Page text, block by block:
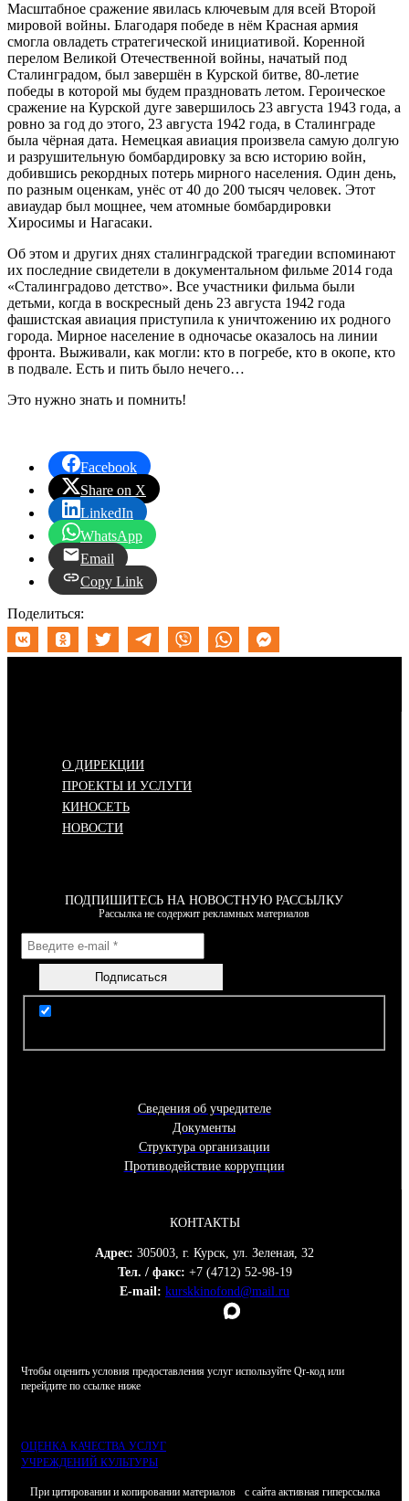
Масштабное сражение явилась ключевым для всей Второй
мировой войны. Благодаря победе в нём Красная армия
смогла овладеть стратегической инициативой. Коренной
перелом Великой Отечественной войны, начатый под
Сталинградом, был завершён в Курской битве, 80-летие
победы в которой мы будем праздновать летом. Героическое
сражение на Курской дуге завершилось 23 августа 1943 года, а
ровно за год до этого, 23 августа 1942 года, в Сталинграде
была чёрная дата. Немецкая авиация произвела самую долгую
и разрушительную бомбардировку за всю историю войн,
добившись рекордных потерь мирного населения. Один день,
по разным оценкам, унёс от 40 до 200 тысяч человек. Этот
авиаудар был мощнее, чем атомные бомбардировки
Хиросимы и Нагасаки.
Об этом и других днях сталинградской трагедии вспоминают
их последние свидетели в документальном фильме 2014 года
«Сталинградово детство». Все участники фильма были
детьми, когда в воскресный день 23 августа 1942 года
фашистская авиация приступила к уничтожению их родного
города. Мирное население в одночасье оказалось на линии
фронта. Выживали, как могли: кто в погребе, кто в окопе, кто
в подвале. Есть и пить было нечего…
Это нужно знать и помнить!
Facebook
Share on X
LinkedIn
WhatsApp
Email
Copy Link
Поделиться:
О ДИРЕКЦИИ
ПРОЕКТЫ И УСЛУГИ
КИНОСЕТЬ
НОВОСТИ
ПОДПИШИТЕСЬ НА НОВОСТНУЮ РАССЫЛКУ
Рассылка не содержит рекламных материалов
Сведения об учредителе
Документы
Структура организации
Противодействие коррупции
КОНТАКТЫ
Адрес: 305003, г. Курск, ул. Зеленая, 32
Тел. / факс: +7 (4712) 52-98-19
E-mail: kurskkinofond@mail.ru
Чтобы оценить условия предоставления услуг используйте Qr-код или
перейдите по ссылке ниже
ОЦЕНКА КАЧЕСТВА УСЛУГ
УЧРЕЖДЕНИЙ КУЛЬТУРЫ
При цитировании и копировании материалов с сайта активная гиперссылка